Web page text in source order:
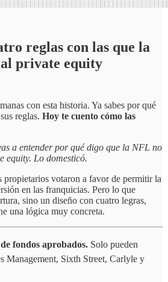
reglas con las que la
private equity
con esta historia. Ya sabes por qué
reglas. Hoy te cuento cómo las
a entender por qué digo que la NFL no
equity. Lo domesticó.
propietarios votaron a favor de permitir la
en las franquicias. Pero lo que
sino un diseño con cuatro legras,
una lógica muy concreta.
fondos aprobados. Solo pueden
Management, Sixth Street, Carlyle y